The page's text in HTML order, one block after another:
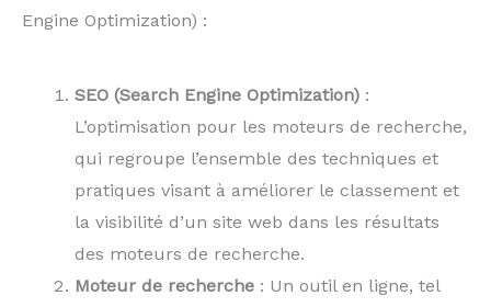
Engine Optimization) :
SEO (Search Engine Optimization) :
L’optimisation pour les moteurs de recherche,
qui regroupe l’ensemble des techniques et
pratiques visant à améliorer le classement et
la visibilité d’un site web dans les résultats
des moteurs de recherche.
Moteur de recherche : Un outil en ligne, tel